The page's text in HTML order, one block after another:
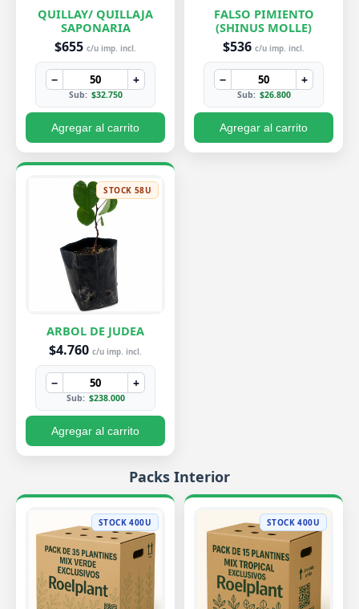
QUILLAY/ QUILLAJA
SAPONARIA
$655 c/u imp. incl.
− +
Sub: $32.750
Agregar al carrito
FALSO PIMIENTO
(SHINUS MOLLE)
$536 c/u imp. incl.
− +
Sub: $26.800
Agregar al carrito
STOCK 58U
ARBOL DE JUDEA
$4.760 c/u imp. incl.
− +
Sub: $238.000
Agregar al carrito
Packs Interior
STOCK 400U STOCK 400U